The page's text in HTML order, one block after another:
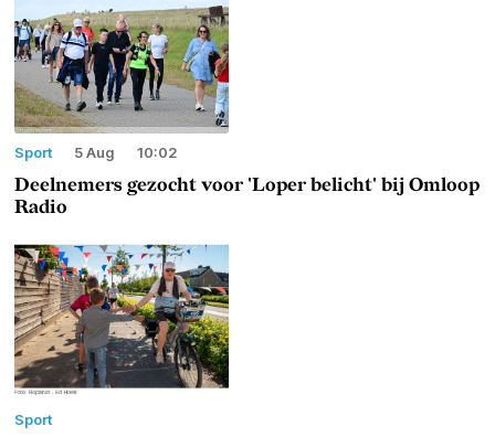
Sport 5 Aug 10:02
Deelnemers gezocht voor 'Loper belicht' bij Omloop
Radio
Sport